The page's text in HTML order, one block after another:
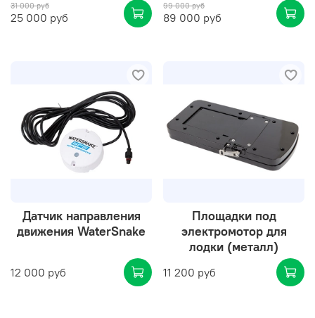
31 000 руб
25 000 руб
99 000 руб
89 000 руб
Датчик направления
движения WaterSnake
12 000 руб
Площадки под
электромотор для
лодки (металл)
11 200 руб